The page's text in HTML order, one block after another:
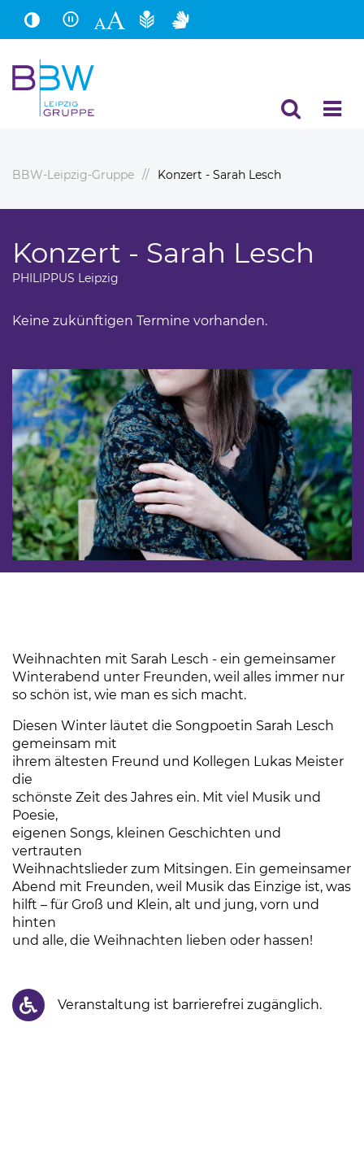
Hauptinhalt
Fußbereich
BBW-Leipzig-Gruppe Konzert - Sarah Lesch
Konzert - Sarah Lesch
PHILIPPUS Leipzig
Keine zukünftigen Termine vorhanden.
Weihnachten mit Sarah Lesch - ein gemeinsamer
Winterabend unter Freunden, weil alles immer nur
so schön ist, wie man es sich macht.
Diesen Winter läutet die Songpoetin Sarah Lesch
gemeinsam mit
ihrem ältesten Freund und Kollegen Lukas Meister
die
schönste Zeit des Jahres ein. Mit viel Musik und
Poesie,
eigenen Songs, kleinen Geschichten und
vertrauten
Weihnachtslieder zum Mitsingen. Ein gemeinsamer
Abend mit Freunden, weil Musik das Einzige ist, was
hilft – für Groß und Klein, alt und jung, vorn und
hinten
und alle, die Weihnachten lieben oder hassen!
Veranstaltung ist barrierefrei zugänglich.